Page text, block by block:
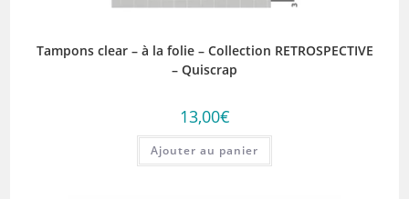
Tampons clear – à la folie – Collection RETROSPECTIVE
– Quiscrap
13,00€
Ajouter au panier